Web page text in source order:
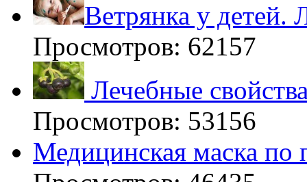
Ветрянка у детей.
Просмотров: 62157
Лечебные
Просмотров: 53156
Медицинская маска по